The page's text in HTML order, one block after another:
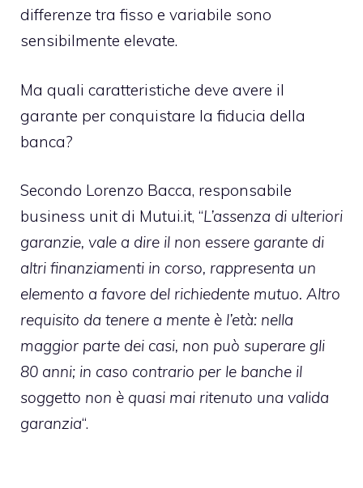
differenze tra fisso e variabile sono
sensibilmente elevate.
Ma quali caratteristiche deve avere il
garante per conquistare la fiducia della
banca?
Secondo Lorenzo Bacca, responsabile
business unit di Mutui.it, “L’assenza di ulteriori
garanzie, vale a dire il non essere garante di
altri finanziamenti in corso, rappresenta un
elemento a favore del richiedente mutuo. Altro
requisito da tenere a mente è l’età: nella
maggior parte dei casi, non può superare gli
80 anni; in caso contrario per le banche il
soggetto non è quasi mai ritenuto una valida
garanzia“.